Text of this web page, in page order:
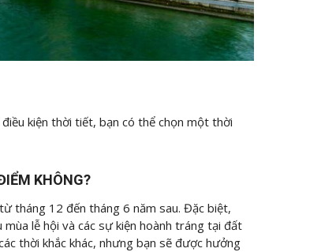
kiện thời tiết, bạn có thể chọn một thời
KHÔNG?
tháng 12 đến tháng 6 năm sau. Đặc biệt,
lễ hội và các sự kiện hoành tráng tại đất
thời khắc khác, nhưng bạn sẽ được hưởng